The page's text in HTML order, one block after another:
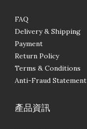
FAQ
Delivery & Shipping
Payment
Return Policy
Terms & Conditions
Anti-Fraud Statement
產品資訊